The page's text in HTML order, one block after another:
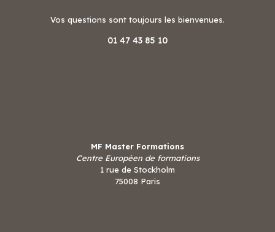
Vos questions sont toujours les bienvenues.
01 47 43 85 10
MF Master Formations
Centre Européen de formations
1 rue de Stockholm
75008 Paris